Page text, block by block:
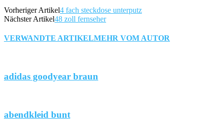
Vorheriger Artikel4 fach steckdose unterputz
Nächster Artikel48 zoll fernseher
VERWANDTE ARTIKELMEHR VOM AUTOR
adidas goodyear braun
abendkleid bunt